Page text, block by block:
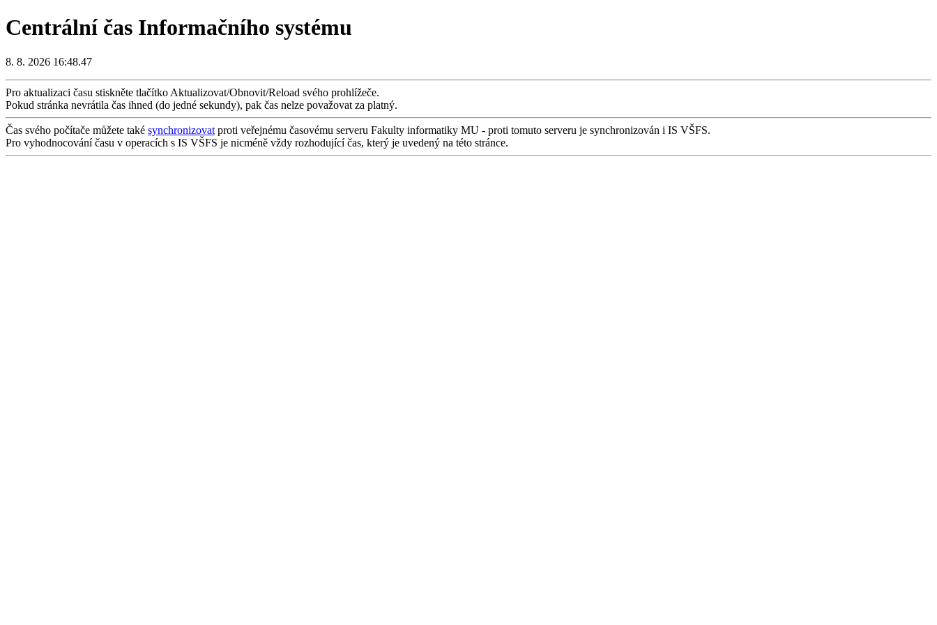
Centrální čas Informačního systému
8. 8. 2026 16:48.47
Pro aktualizaci času stiskněte tlačítko Aktualizovat/Obnovit/Reload svého prohlížeče.
Pokud stránka nevrátila čas ihned (do jedné sekundy), pak čas nelze považovat za platný.
Čas svého počítače můžete také synchronizovat proti veřejnému časovému serveru Fakulty informatiky MU - proti tomuto serveru je synchronizován i IS VŠFS.
Pro vyhodnocování času v operacích s IS VŠFS je nicméně vždy rozhodující čas, který je uvedený na této stránce.